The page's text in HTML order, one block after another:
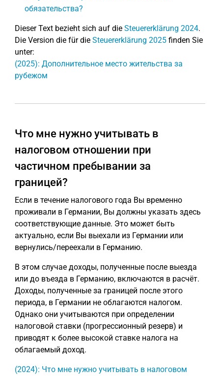
обязательства?
Dieser Text bezieht sich auf die Steuererklärung 2024.
Die Version die für die Steuererklärung 2025 finden Sie
unter:
(2025): Дополнительное место жительства за
рубежом
Что мне нужно учитывать в
налоговом отношении при
частичном пребывании за
границей?
Если в течение налогового года Вы временно
проживали в Германии, Вы должны указать здесь
соответствующие данные. Это может быть
актуально, если Вы выехали из Германии или
вернулись/переехали в Германию.
В этом случае доходы, полученные после выезда
или до въезда в Германию, включаются в расчёт.
Доходы, полученные за границей после этого
периода, в Германии не облагаются налогом.
Однако они учитываются при определении
налоговой ставки (прогрессионный резерв) и
приводят к более высокой ставке налога на
облагаемый доход.
(2024): Что мне нужно учитывать в налоговом